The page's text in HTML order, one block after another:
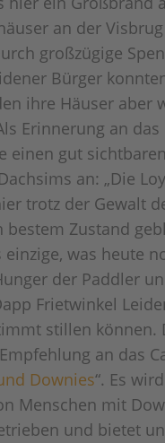
an der Visbrug
großzügige
Bürger
ihre Häuser aber
Erinnerung an das
einen gut
an: „Die
trotz der Gewalt
bestem Zustand
einzige, was heute
der Paddler
Frietwinkel
stillen können.
an das
Downies“. Es
Menschen mit
und bietet